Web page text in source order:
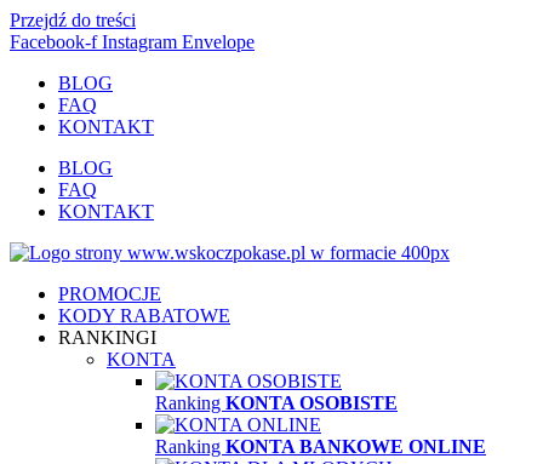
Przejdź do treści
Facebook-f Instagram Envelope
BLOG
FAQ
KONTAKT
BLOG
FAQ
KONTAKT
PROMOCJE
KODY RABATOWE
RANKINGI
KONTA
Ranking KONTA OSOBISTE
Ranking KONTA BANKOWE ONLINE